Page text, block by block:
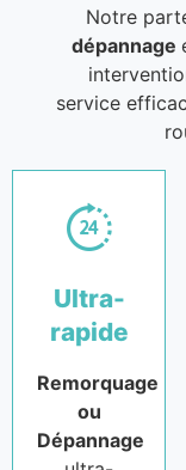
Notre
dépannage
service
Ultra-
rapide
Remorquage
ou
Dépannage